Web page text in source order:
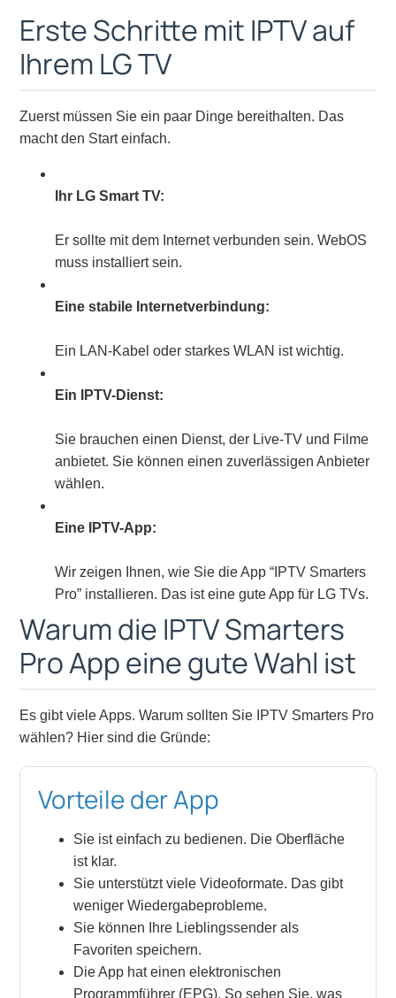
Erste Schritte mit IPTV auf
Ihrem LG TV
Zuerst müssen Sie ein paar Dinge bereithalten. Das
macht den Start einfach.
Ihr LG Smart TV:
Er sollte mit dem Internet verbunden sein. WebOS
muss installiert sein.
Eine stabile Internetverbindung:
Ein LAN-Kabel oder starkes WLAN ist wichtig.
Ein IPTV-Dienst:
Sie brauchen einen Dienst, der Live-TV und Filme
anbietet. Sie können einen zuverlässigen Anbieter
wählen.
Eine IPTV-App:
Wir zeigen Ihnen, wie Sie die App “IPTV Smarters
Pro” installieren. Das ist eine gute App für LG TVs.
Warum die IPTV Smarters
Pro App eine gute Wahl ist
Es gibt viele Apps. Warum sollten Sie IPTV Smarters Pro
wählen? Hier sind die Gründe:
Vorteile der App
Sie ist einfach zu bedienen. Die Oberfläche
ist klar.
Sie unterstützt viele Videoformate. Das gibt
weniger Wiedergabeprobleme.
Sie können Ihre Lieblingssender als
Favoriten speichern.
Die App hat einen elektronischen
Programmführer (EPG). So sehen Sie, was